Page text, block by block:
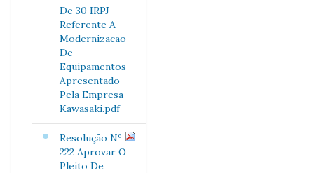
De 30 IRPJ
Referente A
Modernizacao
De
Equipamentos
Apresentado
Pela Empresa
Kawasaki.pdf
Resolução Nº
222 Aprovar O
Pleito De